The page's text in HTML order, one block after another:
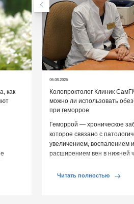
как
06.08.2026
Колопроктолог Клиник
можно ли использовать
при геморрое
Геморрой — хроническое
которое связано с
увеличением, воспалением
расширением вен в нижней
обострении […]
Читать полностью